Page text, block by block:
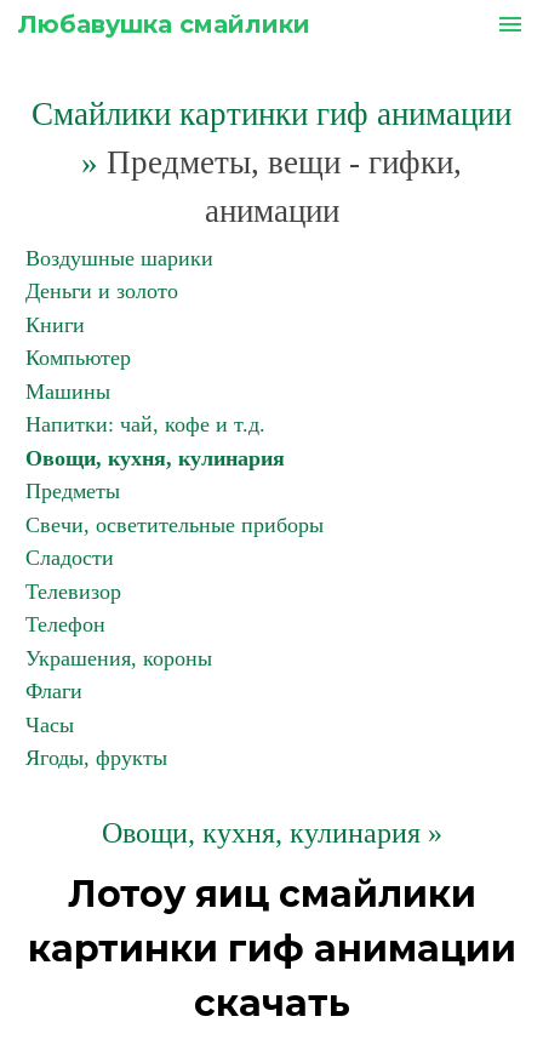
Любавушка смайлики menu
Смайлики картинки гиф анимации
» Предметы, вещи - гифки,
анимации
Воздушные шарики
Деньги и золото
Книги
Компьютер
Машины
Напитки: чай, кофе и т.д.
Овощи, кухня, кулинария
Предметы
Свечи, осветительные приборы
Сладости
Телевизор
Телефон
Украшения, короны
Флаги
Часы
Ягоды, фрукты
Овощи, кухня, кулинария »
Лотоу яиц смайлики
картинки гиф анимации
скачать